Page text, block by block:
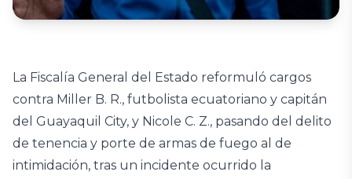
La Fiscalía General del Estado reformuló cargos
contra Miller B. R., futbolista ecuatoriano y capitán
del Guayaquil City, y Nicole C. Z., pasando del delito
de tenencia y porte de armas de fuego al de
intimidación, tras un incidente ocurrido la